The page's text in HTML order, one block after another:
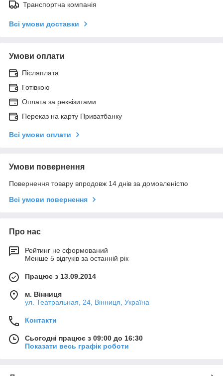
Транспортна компанія
Всі умови доставки
Умови оплати
Післяплата
Готівкою
Оплата за реквізитами
Переказ на карту Приватбанку
Всі умови оплати
Умови повернення
Повернення товару впродовж 14 днів за домовленістю
Всі умови повернення
Про нас
Рейтинг не сформований
Менше 5 відгуків за останній рік
Працює з 13.09.2014
м. Вінниця
ул. Театральная, 24, Вінниця, Україна
Контакти
Сьогодні працює з 09:00 до 16:30
Показати весь графік роботи